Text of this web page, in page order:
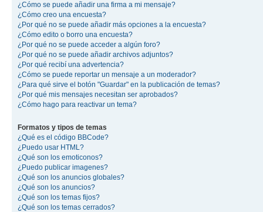
¿Cómo se puede añadir una firma a mi mensaje?
¿Cómo creo una encuesta?
¿Por qué no se puede añadir más opciones a la encuesta?
¿Cómo edito o borro una encuesta?
¿Por qué no se puede acceder a algún foro?
¿Por qué no se puede añadir archivos adjuntos?
¿Por qué recibí una advertencia?
¿Cómo se puede reportar un mensaje a un moderador?
¿Para qué sirve el botón "Guardar" en la publicación de temas?
¿Por qué mis mensajes necesitan ser aprobados?
¿Cómo hago para reactivar un tema?
Formatos y tipos de temas
¿Qué es el código BBCode?
¿Puedo usar HTML?
¿Qué son los emoticonos?
¿Puedo publicar imagenes?
¿Qué son los anuncios globales?
¿Qué son los anuncios?
¿Qué son los temas fijos?
¿Qué son los temas cerrados?